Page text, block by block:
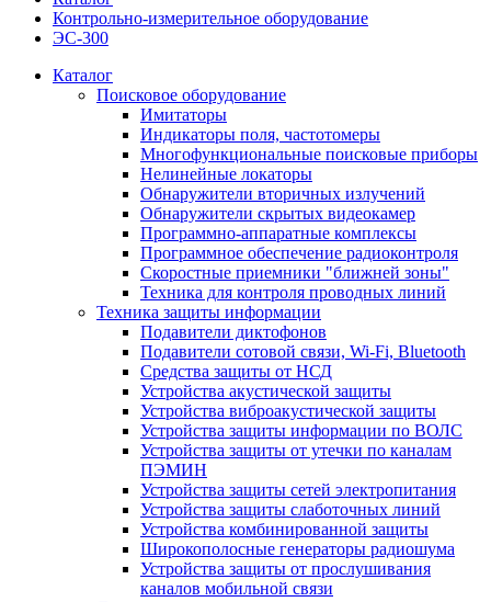
Контрольно-измерительное оборудование
ЭС-300
Каталог
Поисковое оборудование
Имитаторы
Индикаторы поля, частотомеры
Многофункциональные поисковые приборы
Нелинейные локаторы
Обнаружители вторичных излучений
Обнаружители скрытых видеокамер
Программно-аппаратные комплексы
Программное обеспечение радиоконтроля
Скоростные приемники "ближней зоны"
Техника для контроля проводных линий
Техника защиты информации
Подавители диктофонов
Подавители сотовой связи, Wi-Fi, Bluetooth
Средства защиты от НСД
Устройства акустической защиты
Устройства виброакустической защиты
Устройства защиты информации по ВОЛС
Устройства защиты от утечки по каналам
ПЭМИН
Устройства защиты сетей электропитания
Устройства защиты слаботочных линий
Устройства комбинированной защиты
Широкополосные генераторы радиошума
Устройства защиты от прослушивания
каналов мобильной связи